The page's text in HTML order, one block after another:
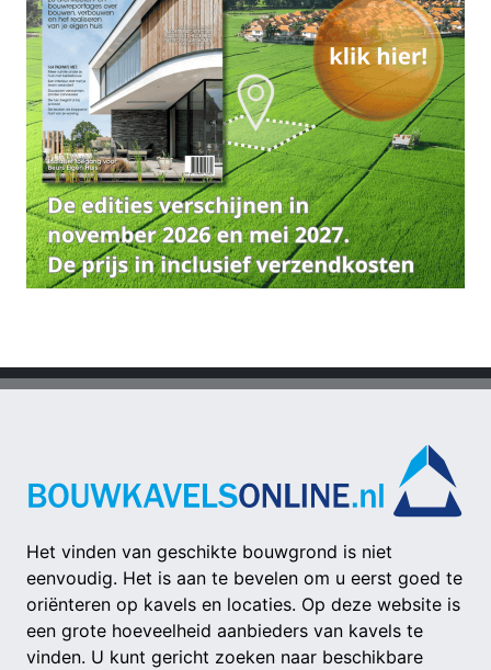
Het vinden van geschikte bouwgrond is niet
eenvoudig. Het is aan te bevelen om u eerst goed te
oriënteren op kavels en locaties. Op deze website is
een grote hoeveelheid aanbieders van kavels te
vinden. U kunt gericht zoeken naar beschikbare